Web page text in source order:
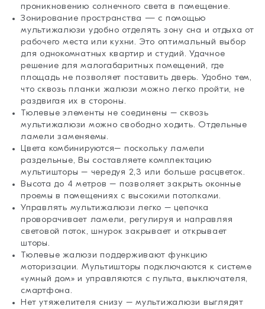
проникновению солнечного света в помещение.
Зонирование пространства — с помощью
мультижалюзи удобно отделять зону сна и отдыха от
рабочего места или кухни. Это оптимальный выбор
для однокомнатных квартир и студий. Удачное
решение для малогабаритных помещений, где
площадь не позволяет поставить дверь. Удобно тем,
что сквозь планки жалюзи можно легко пройти, не
раздвигая их в стороны.
Тюлевые элементы не соединены – сквозь
мультижалюзи можно свободно ходить. Отдельные
ламели заменяемы.
Цвета комбинируются– поскольку ламели
раздельные, Вы составляете комплектацию
мультишторы – чередуя 2,3 или больше расцветок.
Высота до 4 метров – позволяет закрыть оконные
проемы в помещениях с высокими потолками.
Управлять мультижалюзи легко – цепочка
проворачивает ламели, регулируя и направляя
световой поток, шнурок закрывает и открывает
шторы.
Тюлевые жалюзи поддерживают функцию
моторизации. Мультишторы подключаются к системе
«умный дом» и управляются с пульта, выключателя,
смартфона.
Нет утяжелителя снизу – мультижалюзи выглядят